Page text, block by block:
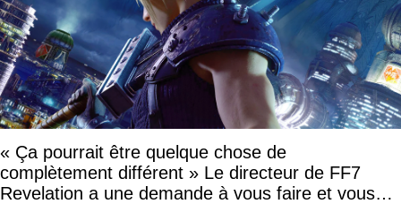
« Ça pourrait être quelque chose de
complètement différent » Le directeur de FF7
Revelation a une demande à vous faire et vous